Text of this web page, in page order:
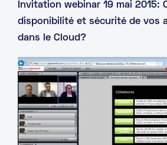
Invitation webinar 19 mai 2015:
disponibilité et sécurité de vos
dans le Cloud?